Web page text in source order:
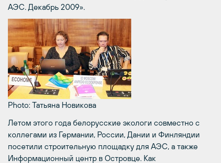
АЭС. Декабрь 2009».
Photo: Татьяна Новикова
Летом этого года белорусские экологи совместно с
коллегами из Германии, России, Дании и Финляндии
посетили строительную площадку для АЭС, а также
Информационный центр в Островце. Как